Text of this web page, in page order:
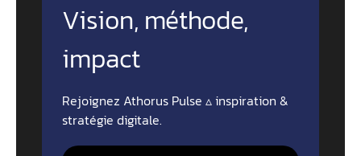
Vision, méthode,
impact
Rejoignez Athorus Pulse ▵ inspiration &
stratégie digitale.